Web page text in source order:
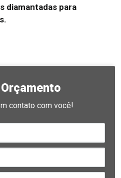
diamantadas para
contato com você!